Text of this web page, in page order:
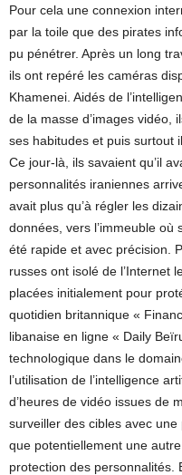
Pour cela une connexion
par la toile que des pirates
pu pénétrer. Après un long
ils ont repéré les caméras
Khamenei. Aidés de
de la masse d’images vidéo,
ses habitudes et puis surtout
Ce jour-là, ils savaient qu’il
personnalités iraniennes
avait plus qu’à régler les
données, vers l’immeuble où
été rapide et avec précision.
russes ont isolé de l’Internet
placées initialement pour
quotidien britannique «
libanaise en ligne « Daily
technologique dans le
l’utilisation de l’intelligence
d’heures de vidéo issues de
surveiller des cibles avec
que potentiellement une
protection des personnalités.